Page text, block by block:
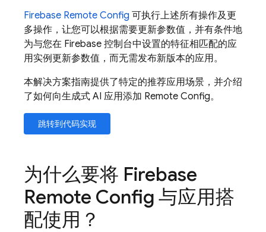
Firebase Remote Config 可执行上述所有操作及更
多操作，让您可以根据需要更新参数值，并有条件地
为与您在 Firebase 控制台中设置的特征相匹配的应
用实例更新参数值，而无需发布新版本的应用。
本解决方案指南提供了特定的推荐应用场景，并介绍
了如何向生成式 AI 应用添加 Remote Config。
跳转到代码实现
为什么要将 Firebase
Remote Config 与应用搭
配使用？